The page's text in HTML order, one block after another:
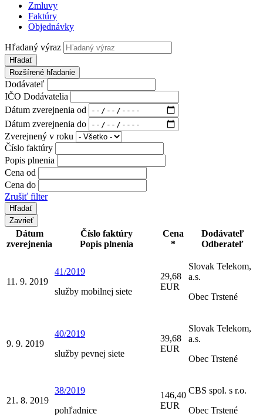
Zmluvy
Faktúry
Objednávky
Hľadaný výraz
Hľadať
Rozšírené hľadanie
Dodávateľ
IČO Dodávatelia
Dátum zverejnenia od
Dátum zverejnenia do
Zverejnený v roku
Číslo faktúry
Popis plnenia
Cena od
Cena do
Zrušiť filter
Zavrieť
Dátum
zverejnenia
Číslo faktúry
Popis plnenia
Cena
*
Dodávateľ
Odberateľ
11. 9. 2019
41/2019
služby mobilnej siete
29,68
EUR
Slovak Telekom,
a.s.
Obec Trstené
9. 9. 2019
40/2019
služby pevnej siete
39,68
EUR
Slovak Telekom,
a.s.
Obec Trstené
21. 8. 2019
38/2019
pohľadnice
146,40
EUR
CBS spol. s r.o.
Obec Trstené